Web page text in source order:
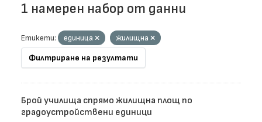
1 намерен набор от данни
Етикети: единица
жилищна
Филтриране на резултати
Брой училища спрямо жилищна площ по
градоустройствени единици